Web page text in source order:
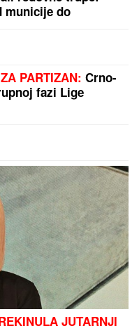
ostavio ženu i
razvoda dobili i
su svi brujali